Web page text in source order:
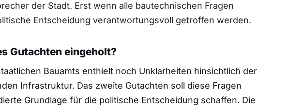
der Stadt. Erst wenn alle bautechnischen Fragen
Entscheidung verantwortungsvoll getroffen werden.
Gutachten eingeholt?
Bauamts enthielt noch Unklarheiten hinsichtlich der
Infrastruktur. Das zweite Gutachten soll diese Fragen
Grundlage für die politische Entscheidung schaffen. Die